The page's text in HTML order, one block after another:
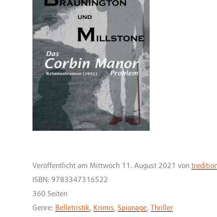
Veröffentlicht am Mittwoch 11. August 2021 von
ISBN: 9783347316522
360 Seiten
Genre: Belletristik Krimis Spionage ,Thriller